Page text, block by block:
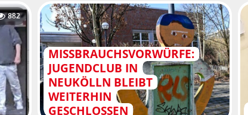
882
MISSBRAUCHSVORWÜRFE:
JUGENDCLUB IN
NEUKÖLLN BLEIBT
WEITERHIN
GESCHLOSSEN